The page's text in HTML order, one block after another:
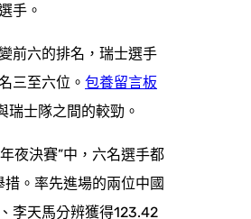
手。
前六的排名，瑞士選手
三至六位。 包養留言板
瑞士隊之間的較勁。
夜決賽”中，六名選手都
。率先進場的兩位中國
、李天馬分辨獲得123.42